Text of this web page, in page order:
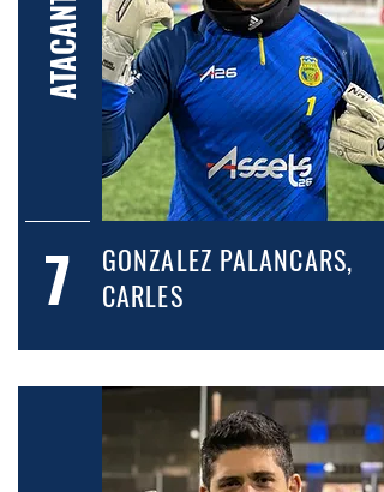
ATACANT
7
GONZALEZ PALANCARS,
CARLES